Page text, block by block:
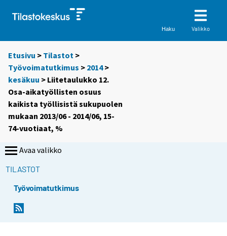
Haku Valikko
Etusivu > Tilastot >
Työvoimatutkimus > 2014>
kesäkuu > Liitetaulukko 12.
Osa-aikatyöllisten osuus
kaikista työllisistä sukupuolen
mukaan 2013/06 - 2014/06, 15-
74-vuotiaat, %
Avaa valikko
TILASTOT
Työvoimatutkimus